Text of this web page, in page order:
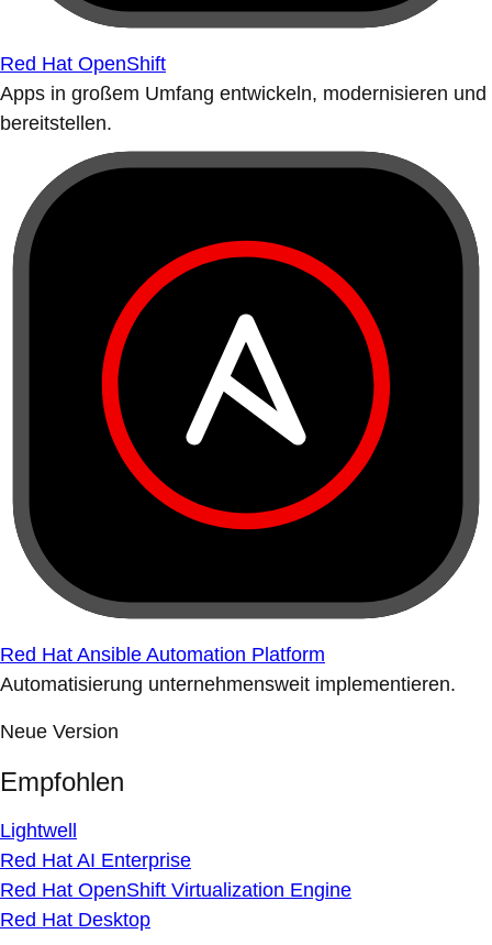
Red Hat OpenShift
Apps in großem Umfang entwickeln, modernisieren und
bereitstellen.
Red Hat Ansible Automation Platform
Automatisierung unternehmensweit implementieren.
Neue Version
Empfohlen
Lightwell
Red Hat AI Enterprise
Red Hat OpenShift Virtualization Engine
Red Hat Desktop